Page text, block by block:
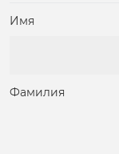
Имя
Фамилия